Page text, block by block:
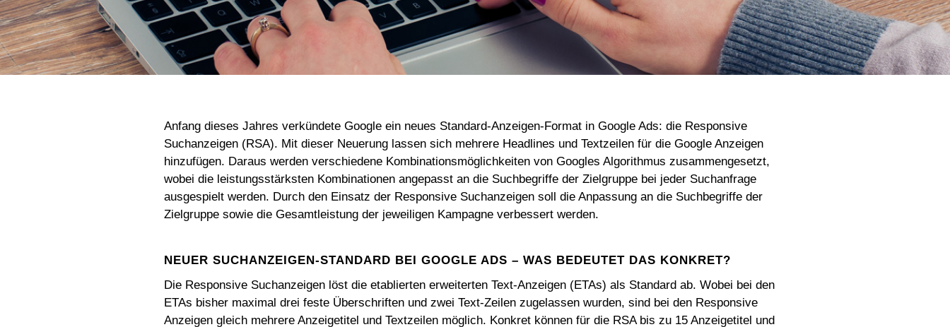
Anfang dieses Jahres verkündete Google ein neues Standard-Anzeigen-Format in Google Ads: die Responsive
Suchanzeigen (RSA). Mit dieser Neuerung lassen sich mehrere Headlines und Textzeilen für die Google Anzeigen
hinzufügen. Daraus werden verschiedene Kombinationsmöglichkeiten von Googles Algorithmus zusammengesetzt,
wobei die leistungsstärksten Kombinationen angepasst an die Suchbegriffe der Zielgruppe bei jeder Suchanfrage
ausgespielt werden. Durch den Einsatz der Responsive Suchanzeigen soll die Anpassung an die Suchbegriffe der
Zielgruppe sowie die Gesamtleistung der jeweiligen Kampagne verbessert werden.
NEUER SUCHANZEIGEN-STANDARD BEI GOOGLE ADS – WAS BEDEUTET DAS KONKRET?
Die Responsive Suchanzeigen löst die etablierten erweiterten Text-Anzeigen (ETAs) als Standard ab. Wobei bei den
ETAs bisher maximal drei feste Überschriften und zwei Text-Zeilen zugelassen wurden, sind bei den Responsive
Anzeigen gleich mehrere Anzeigetitel und Textzeilen möglich. Konkret können für die RSA bis zu 15 Anzeigetitel und